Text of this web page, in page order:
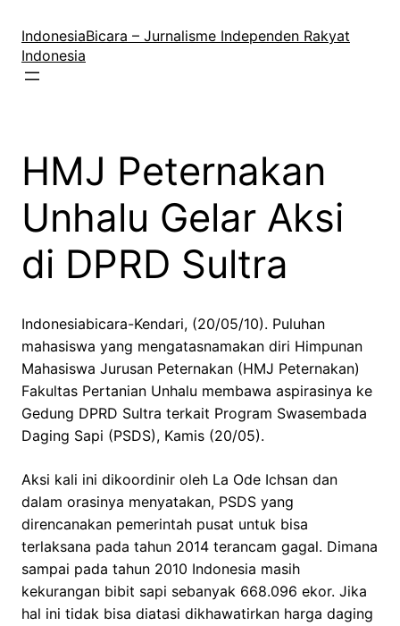
konten
IndonesiaBicara – Jurnalisme Independen Rakyat
Indonesia
HMJ Peternakan
Unhalu Gelar Aksi
di DPRD Sultra
Indonesiabicara-Kendari, (20/05/10). Puluhan
mahasiswa yang mengatasnamakan diri Himpunan
Mahasiswa Jurusan Peternakan (HMJ Peternakan)
Fakultas Pertanian Unhalu membawa aspirasinya ke
Gedung DPRD Sultra terkait Program Swasembada
Daging Sapi (PSDS), Kamis (20/05).
Aksi kali ini dikoordinir oleh La Ode Ichsan dan
dalam orasinya menyatakan, PSDS yang
direncanakan pemerintah pusat untuk bisa
terlaksana pada tahun 2014 terancam gagal. Dimana
sampai pada tahun 2010 Indonesia masih
kekurangan bibit sapi sebanyak 668.096 ekor. Jika
hal ini tidak bisa diatasi dikhawatirkan harga daging